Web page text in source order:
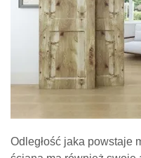
Odległość jaka powstaje